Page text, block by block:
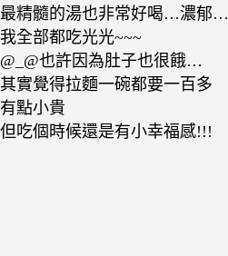
最精髓的湯也非常好喝…濃郁…
我全部都吃光光~~~
@_@也許因為肚子也很餓…
其實覺得拉麵一碗都要一百多
有點小貴
但吃個時候還是有小幸福感!!!